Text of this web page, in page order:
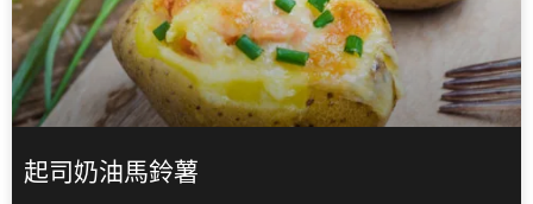
起司奶油馬鈴薯